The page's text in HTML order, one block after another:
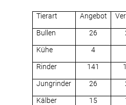
Tierart Angebot
Bullen 26
Kühe 4
Rinder 141
Jungrinder 26
Kälber 15